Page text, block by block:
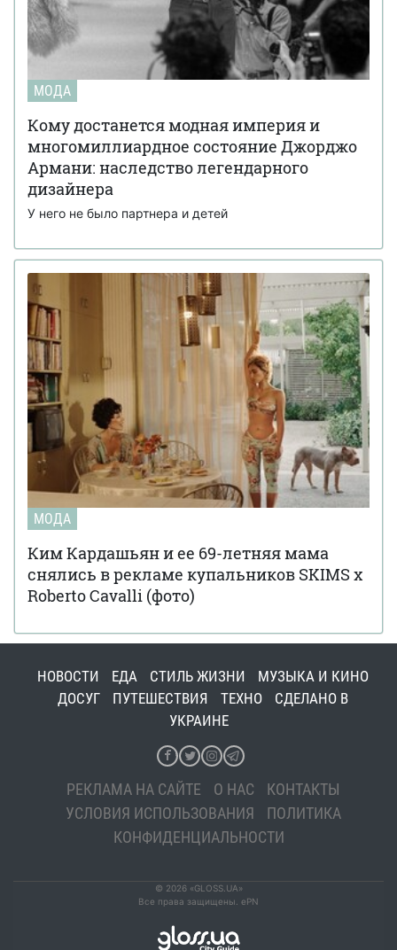
МОДА
Кому достанется модная империя и
многомиллиардное состояние Джорджо
Армани: наследство легендарного
дизайнера
У него не было партнера и детей
МОДА
Ким Кардашьян и ее 69-летняя мама
снялись в рекламе купальников SKIMS x
Roberto Cavalli (фото)
НОВОСТИ ЕДА СТИЛЬ ЖИЗНИ
МУЗЫКА И КИНО
ДОСУГ
ПУТЕШЕСТВИЯ ТЕХНО
СДЕЛАНО В
УКРАИНЕ
РЕКЛАМА НА САЙТЕ О НАС
КОНТАКТЫ
УСЛОВИЯ ИСПОЛЬЗОВАНИЯ
ПОЛИТИКА
КОНФИДЕНЦИАЛЬНОСТИ
© 2026 «GLOSS.UA»
Все права защищены. ePN